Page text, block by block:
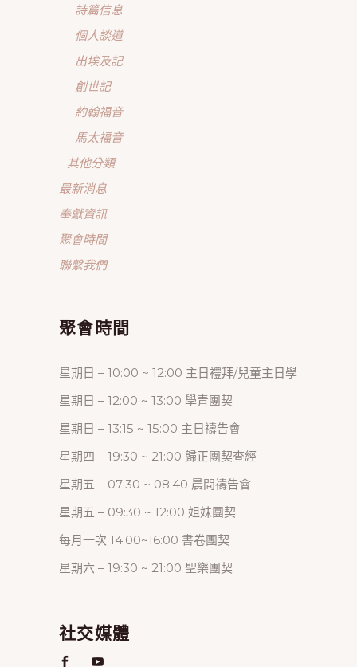
詩篇信息
個人談道
出埃及記
創世記
約翰福音
馬太福音
其他分類
最新消息
奉獻資訊
聚會時間
聯繫我們
聚會時間
星期日 – 10:00 ~ 12:00 主日禮拜/兒童主日學
星期日 – 12:00 ~ 13:00 學青團契
星期日 – 13:15 ~ 15:00 主日禱告會
星期四 – 19:30 ~ 21:00 歸正團契查經
星期五 – 07:30 ~ 08:40 晨間禱告會
星期五 – 09:30 ~ 12:00 姐妹團契
每月一次 14:00~16:00 書卷團契
星期六 – 19:30 ~ 21:00 聖樂團契
社交媒體